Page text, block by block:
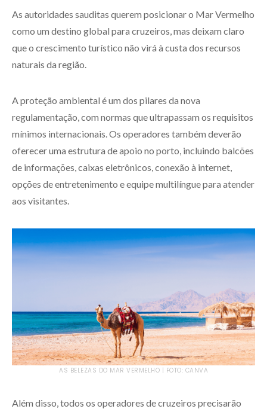
As autoridades sauditas querem posicionar o Mar Vermelho
como um destino global para cruzeiros, mas deixam claro
que o crescimento turístico não virá à custa dos recursos
naturais da região.
A proteção ambiental é um dos pilares da nova
regulamentação, com normas que ultrapassam os requisitos
mínimos internacionais. Os operadores também deverão
oferecer uma estrutura de apoio no porto, incluindo balcões
de informações, caixas eletrônicos, conexão à internet,
opções de entretenimento e equipe multilíngue para atender
aos visitantes.
AS BELEZAS DO MAR VERMELHO | FOTO: CANVA
Além disso, todos os operadores de cruzeiros precisarão